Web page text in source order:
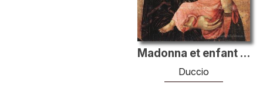
Madonna et enfant (n ° 593)
Duccio